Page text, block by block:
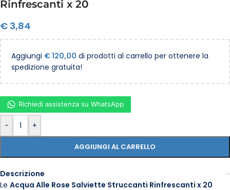
Rinfrescanti x 20
€ 3,84
Aggiungi €120,00 di prodotti al carrello per ottenere la
spedizione gratuita!
- +
AGGIUNGI AL CARRELLO
Richiedi assistenza su WhatsApp
Descrizione
Le Acqua Alle Rose Salviette Struccanti Rinfrescanti x 20